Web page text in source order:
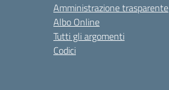
Amministrazione trasparente
Albo Online
Tutti gli argomenti
Codici